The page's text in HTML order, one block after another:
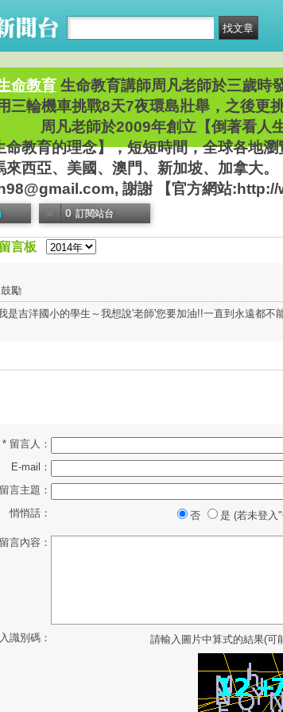
命教育 生命教育講師周凡老師於三歲時
三輪機車挑戰8天7夜環島壯舉，之後
周凡老師於2009年創立【倒著看人生
命教育的理念】，短短時間，全球各地
來西亞、美國、澳門、新加坡、加拿大
謝謝 【官方網站
0 訂閱站台
言板
勵
是吉洋國小的學生～我想說'老師'您要加油!!一直到永遠都不
* 留言人：
E-mail：
留言主題：
悄悄話：
否 是 (若未登入
留言內容：
識別碼： 請輸入圖片中算式的結果(可